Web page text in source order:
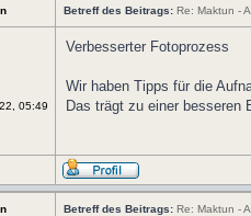
Betreff des Beitrags: Re: Maktun -
05:49
Verbesserter Fotoprozess
Wir haben Tipps für die
Das trägt zu einer besseren
Betreff des Beitrags: Re: Maktun -